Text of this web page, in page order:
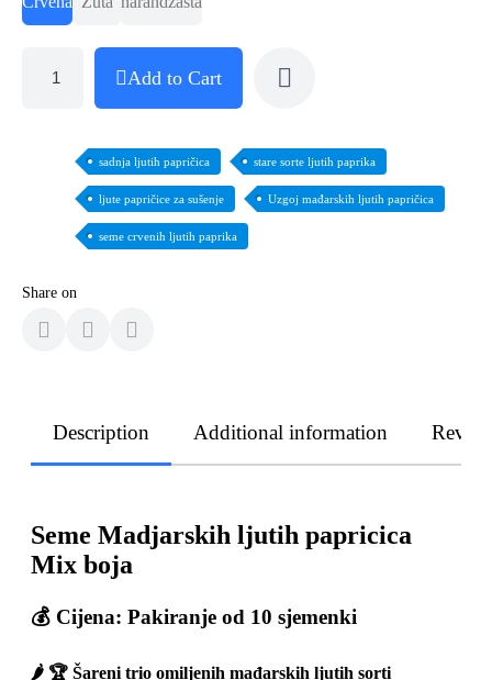
Add to Cart
sadnja ljutih papričica stare sorte ljutih paprika
ljute papričice za sušenje Uzgoj mađarskih ljutih papričica
seme crvenih ljutih paprika
Share on
Description Additional information
Seme Madjarskih ljutih papricica
Mix boja
💰 Cijena: Pakiranje od 10 sjemenki
🌶️ 🏆 Šareni trio omiljenih mađarskih ljutih sorti